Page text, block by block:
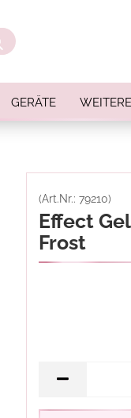
Suche...
GERÄTE WEITERE
(Art.Nr.: 79210)
Effect
Frost